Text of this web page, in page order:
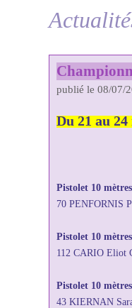
publié le 08/07/
Du 21 au
Pistolet 10
70 PENFORNIS
Pistolet 10
112 CARIO Eliot
Pistolet 10
43 KIERNAN